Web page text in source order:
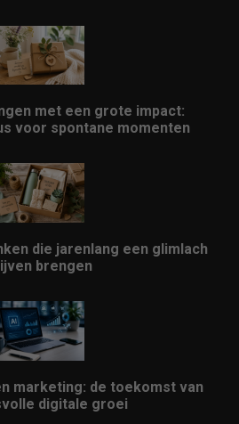
met een grote impact:
voor spontane momenten
die jarenlang een glimlach
brengen
marketing: de toekomst van
digitale groei